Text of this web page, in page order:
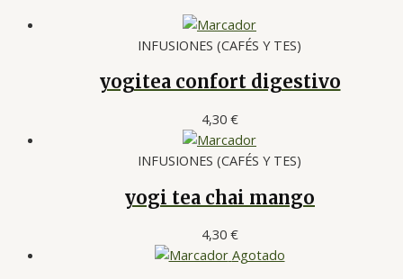
INFUSIONES (CAFÉS Y TES)
yogitea confort digestivo
4,30 €
INFUSIONES (CAFÉS Y TES)
yogi tea chai mango
4,30 €
Agotado